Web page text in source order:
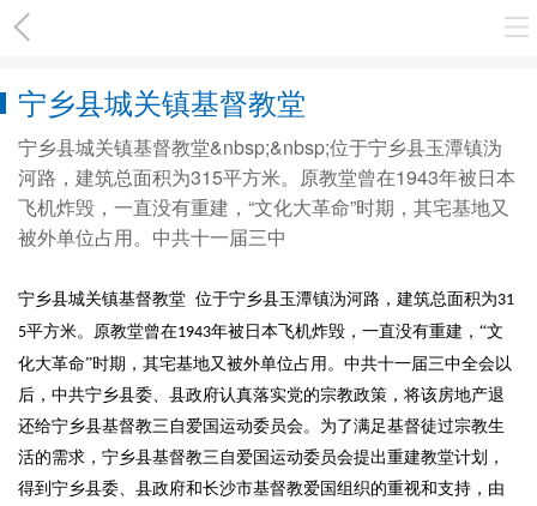
宁乡县城关镇基督教堂
宁乡县城关镇基督教堂&nbsp;&nbsp;位于宁乡县玉潭镇沩
河路，建筑总面积为315平方米。原教堂曾在1943年被日本
飞机炸毁，一直没有重建，“文化大革命”时期，其宅基地又
被外单位占用。中共十一届三中
宁乡县城关镇基督教堂 位于宁乡县玉潭镇沩河路，建筑总面积为31
5平方米。原教堂曾在1943年被日本飞机炸毁，一直没有重建，“文
化大革命”时期，其宅基地又被外单位占用。中共十一届三中全会以
后，中共宁乡县委、县政府认真落实党的宗教政策，将该房地产退
还给宁乡县基督教三自爱国运动委员会。为了满足基督徒过宗教生
活的需求，宁乡县基督教三自爱国运动委员会提出重建教堂计划，
得到宁乡县委、县政府和长沙市基督教爱国组织的重视和支持，由